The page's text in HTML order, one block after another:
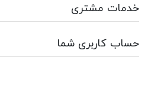
خدمات مشتری
حساب کاربری شما